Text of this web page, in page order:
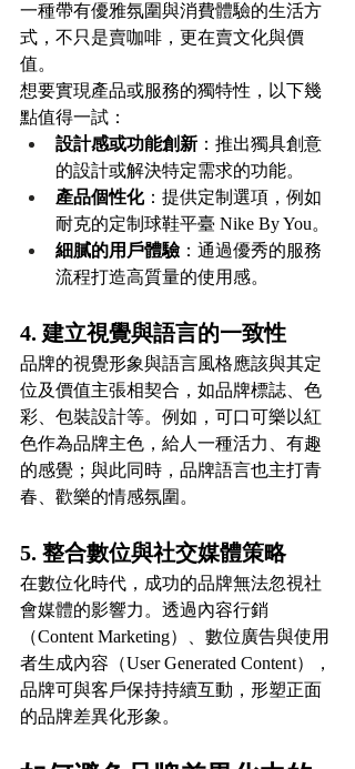
一種帶有優雅氛圍與消費體驗的生活方
式，不只是賣咖啡，更在賣文化與價
值。
想要實現產品或服務的獨特性，以下幾
點值得一試：
設計感或功能創新 ：推出獨具創意
的設計或解決特定需求的功能。
產品個性化 ：提供定制選項，例如
耐克的定制球鞋平臺 Nike By You。
細膩的用戶體驗 ：通過優秀的服務
流程打造高質量的使用感。
4. 建立視覺與語言的一致性
品牌的視覺形象與語言風格應該與其定
位及價值主張相契合，如品牌標誌、色
彩、包裝設計等。例如，可口可樂以紅
色作為品牌主色，給人一種活力、有趣
的感覺；與此同時，品牌語言也主打青
春、歡樂的情感氛圍。
5. 整合數位與社交媒體策略
在數位化時代，成功的品牌無法忽視社
會媒體的影響力。透過內容行銷
（Content Marketing）、數位廣告與使用
者生成內容（User Generated Content），
品牌可與客戶保持持續互動，形塑正面
的品牌差異化形象。